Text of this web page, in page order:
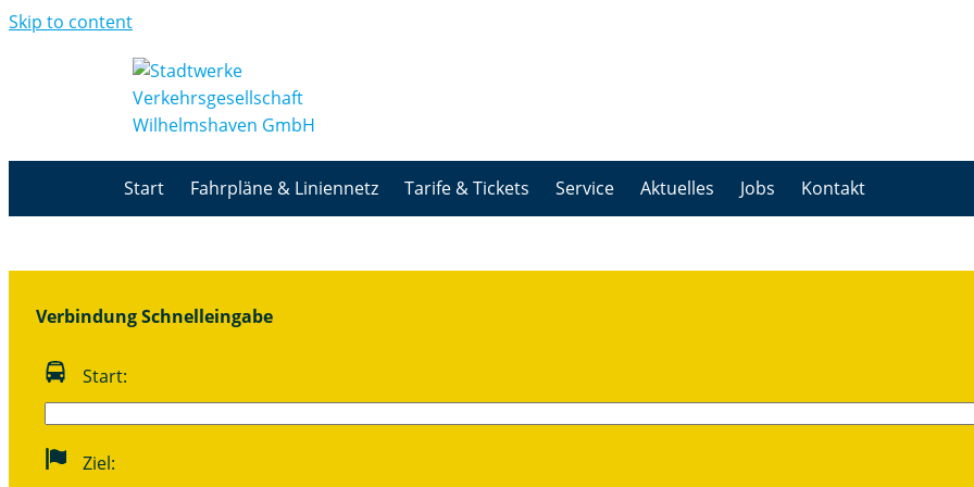
Skip to content
Start Fahrpläne & Liniennetz Tarife & Tickets Service Aktuelles Jobs Kontakt
Verbindung Schnelleingabe
Start:
Ziel: